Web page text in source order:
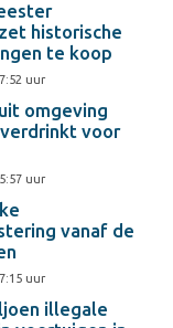
historische
te koop
uur
omgeving
voor
uur
vanaf de
uur
illegale